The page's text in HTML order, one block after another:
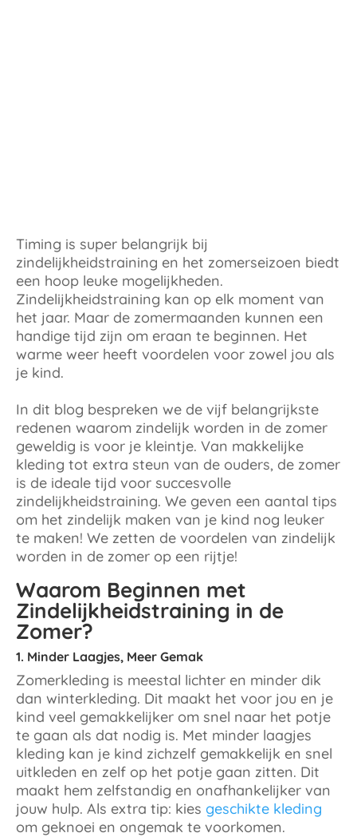
Timing is super belangrijk bij
zindelijkheidstraining en het zomerseizoen biedt
een hoop leuke mogelijkheden.
Zindelijkheidstraining kan op elk moment van
het jaar. Maar de zomermaanden kunnen een
handige tijd zijn om eraan te beginnen. Het
warme weer heeft voordelen voor zowel jou als
je kind.
In dit blog bespreken we de vijf belangrijkste
redenen waarom zindelijk worden in de zomer
geweldig is voor je kleintje. Van makkelijke
kleding tot extra steun van de ouders, de zomer
is de ideale tijd voor succesvolle
zindelijkheidstraining. We geven een aantal tips
om het zindelijk maken van je kind nog leuker
te maken! We zetten de voordelen van zindelijk
worden in de zomer op een rijtje!
Waarom Beginnen met
Zindelijkheidstraining in de
Zomer?
1. Minder Laagjes, Meer Gemak
Zomerkleding is meestal lichter en minder dik
dan winterkleding. Dit maakt het voor jou en je
kind veel gemakkelijker om snel naar het potje
te gaan als dat nodig is. Met minder laagjes
kleding kan je kind zichzelf gemakkelijk en snel
uitkleden en zelf op het potje gaan zitten. Dit
maakt hem zelfstandig en onafhankelijker van
jouw hulp. Als extra tip: kies geschikte kleding
om geknoei en ongemak te voorkomen.